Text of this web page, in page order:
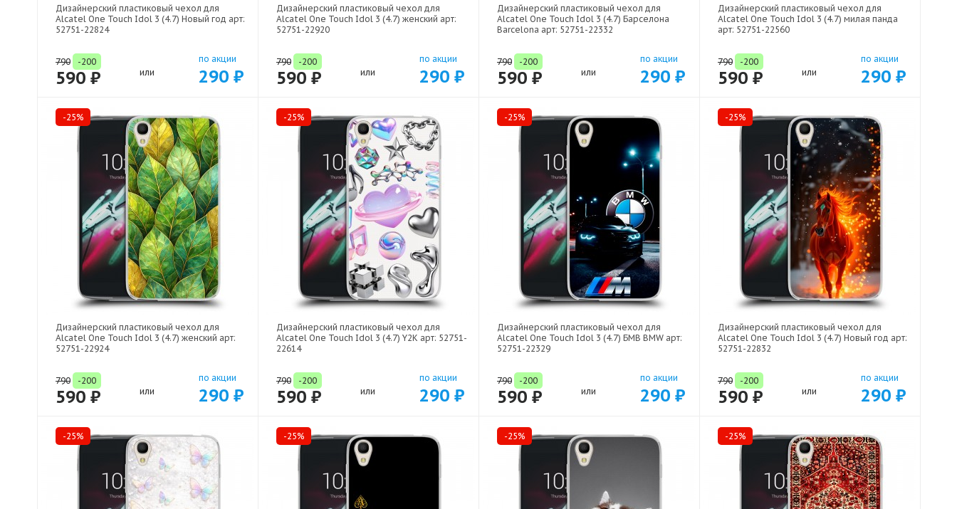
Дизайнерский пластиковый чехол для
Alcatel One Touch Idol 3 (4.7) Новый год арт:
52751-22824
790 -200
590 ₽ или
по акции
290 ₽
Дизайнерский пластиковый чехол для
Alcatel One Touch Idol 3 (4.7) женский арт:
52751-22920
790 -200
590 ₽ или
по акции
290 ₽
Дизайнерский пластиковый чехол для
Alcatel One Touch Idol 3 (4.7) Барселона
Barcelona арт: 52751-22332
790 -200
590 ₽ или
по акции
290 ₽
Дизайнерский пластиковый чехол для
Alcatel One Touch Idol 3 (4.7) милая панда
арт: 52751-22560
790 -200
590 ₽ или
по акции
290 ₽
-25%
Дизайнерский пластиковый чехол для
Alcatel One Touch Idol 3 (4.7) женский арт:
52751-22924
790 -200
590 ₽ или
по акции
290 ₽
-25%
Дизайнерский пластиковый чехол для
Alcatel One Touch Idol 3 (4.7) Y2K арт: 52751-
22614
790 -200
590 ₽ или
по акции
290 ₽
-25%
Дизайнерский пластиковый чехол для
Alcatel One Touch Idol 3 (4.7) БМВ BMW арт:
52751-22329
790 -200
590 ₽ или
по акции
290 ₽
-25%
Дизайнерский пластиковый чехол для
Alcatel One Touch Idol 3 (4.7) Новый год арт:
52751-22832
790 -200
590 ₽ или
по акции
290 ₽
-25% -25% -25% -25%